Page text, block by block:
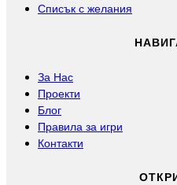
Списък с желания
За Нас
Проекти
Блог
Правила за игри
Контакти